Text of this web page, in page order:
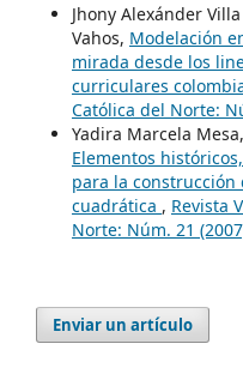
Jhony Alexánder
Vahos, Modelación
mirada desde los
curriculares
Católica del Norte:
Yadira Marcela
Elementos
para la
cuadrática , Revista
Norte: Núm. 21
Enviar un artículo